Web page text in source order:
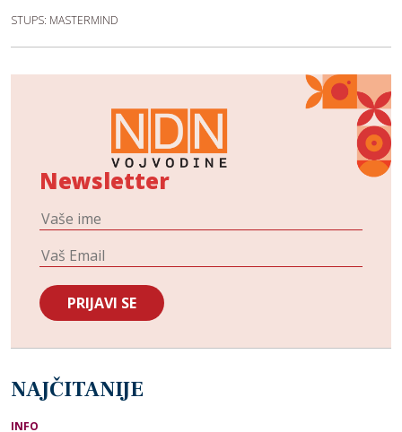
STUPS: MASTERMIND
Newsletter
NAJČITANIJE
INFO